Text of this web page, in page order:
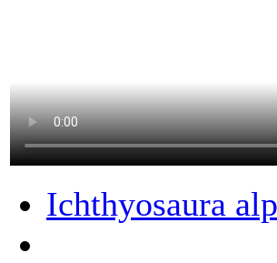
Ichthyosaura